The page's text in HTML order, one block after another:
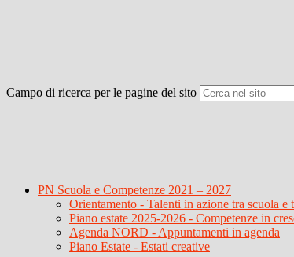
Campo di ricerca per le pagine del sito
PN Scuola e Competenze 2021 – 2027
Orientamento - Talenti in azione tra scuola e
Piano estate 2025-2026 - Competenze in
Agenda NORD - Appuntamenti in agenda
Piano Estate - Estati creative